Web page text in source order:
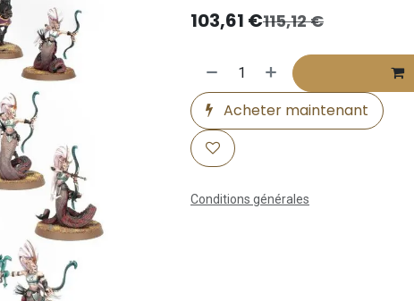
103,61 €115,12€
Acheter maintenant
Conditions générales